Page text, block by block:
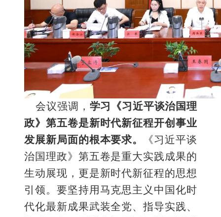
会议强调， 学习《习近平谈治国理
政》第五卷是新时代新征程开创事业
发展新局面的根本要求。
《习近平谈
治国理政》第五卷是重大实践成果的
生动展现，更是新时代新征程的思想
引领。要坚持用马克思主义中国化时
代化最新成果武装全党、指导实践、